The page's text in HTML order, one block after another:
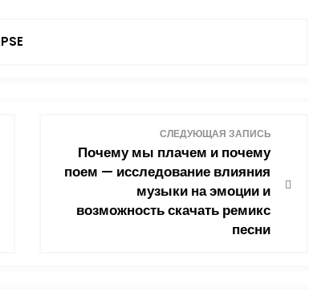
СЛЕДУЮЩАЯ ЗАПИСЬ
Почему мы плачем и почему
поем — исследование влияния
музыки на эмоции и
возможность скачать ремикс
песни